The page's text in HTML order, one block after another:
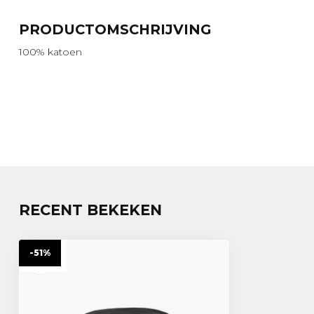
PRODUCTOMSCHRIJVING
100% katoen
RECENT BEKEKEN
-51%